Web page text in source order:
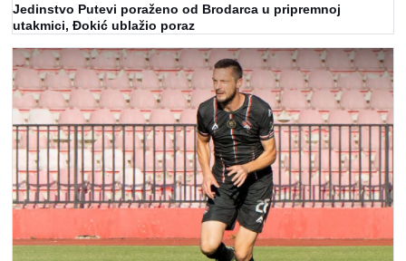
Jedinstvo Putevi poraženo od Brodarca u pripremnoj
utakmici, Đokić ublažio poraz